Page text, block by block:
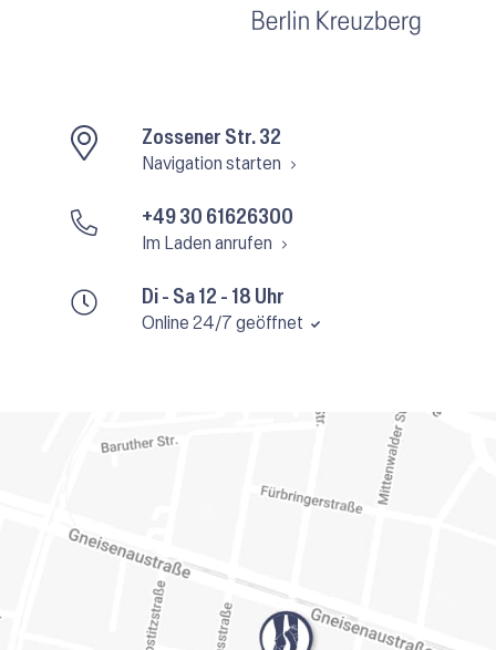
Di - Sa 12 - 18 Uhr
Online 24/7 geöffnet
Zossener Str. 32
Navigation starten
+49 30 61626300
Im Laden anrufen